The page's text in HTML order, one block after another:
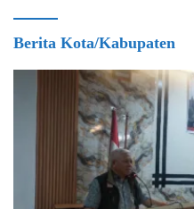
Berita Kota/Kabupaten